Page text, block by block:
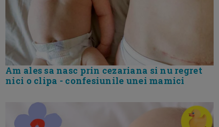
Am ales sa nasc prin cezariana si nu regret
nici o clipa - confesiunile unei mamici